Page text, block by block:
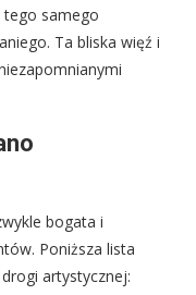
tego samego
Ta bliska więź i
bogata i
Poniższa lista
artystycznej: